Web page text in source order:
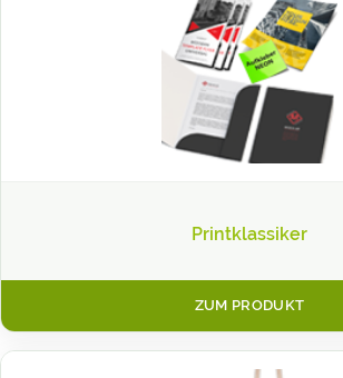
Printklassiker
ZUM PRODUKT